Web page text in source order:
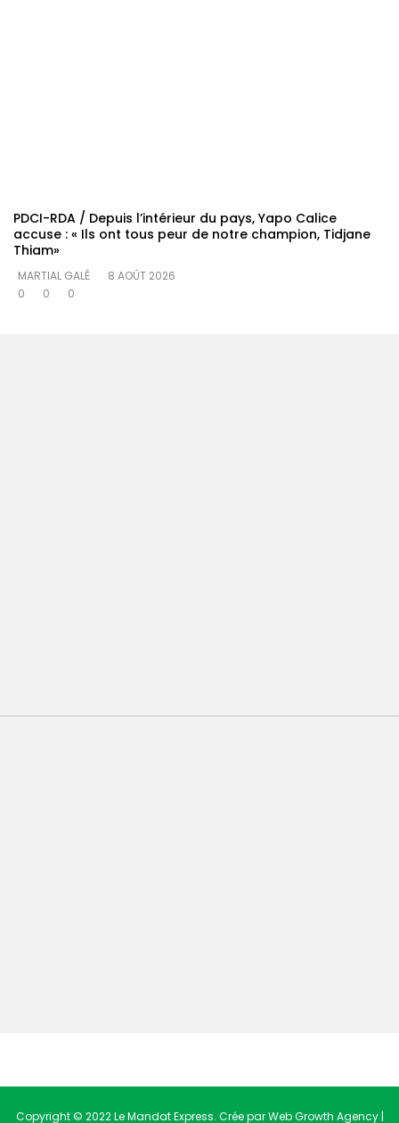
PDCI-RDA / Depuis l’intérieur du pays, Yapo Calice
accuse : « Ils ont tous peur de notre champion, Tidjane
Thiam»
MARTIAL GALÉ
8 AOÛT 2026
0
0 0
Copyright © 2022 Le Mandat Express. Crée par Web Growth Agency |